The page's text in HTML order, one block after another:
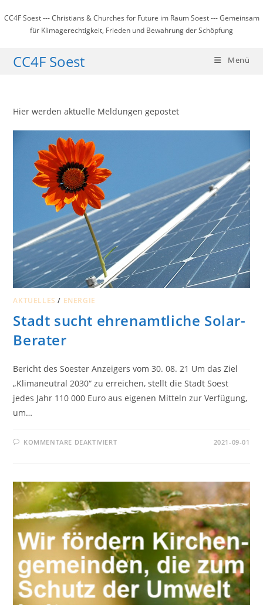
Inhalt
springen
CC4F Soest --- Christians & Churches for Future im Raum Soest --- Gemeinsam
für Klimagerechtigkeit, Frieden und Bewahrung der Schöpfung
CC4F Soest Menü
Hier werden aktuelle Meldungen gepostet
AKTUELLES / ENERGIE
Stadt sucht ehrenamtliche Solar-
Berater
Bericht des Soester Anzeigers vom 30. 08. 21 Um das Ziel
„Klimaneutral 2030“ zu erreichen, stellt die Stadt Soest
jedes Jahr 110 000 Euro aus eigenen Mitteln zur Verfügung,
um…
KOMMENTARE DEAKTIVIERTFÜR
BERATER
2021-09-01